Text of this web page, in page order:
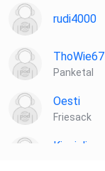
rudi4000
ThoWie67
Panketal
Oesti
Friesack
Kingjulien